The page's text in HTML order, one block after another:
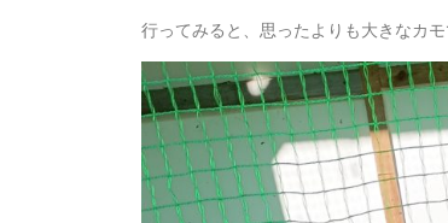
行ってみると、思ったよりも大きなカ